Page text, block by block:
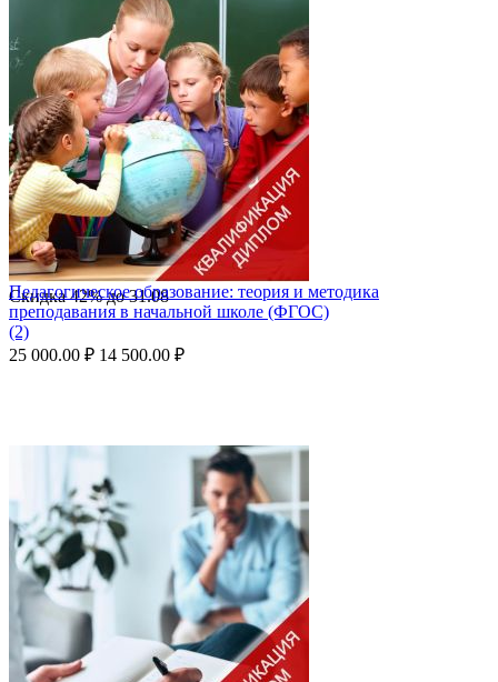
Скидка42%до31.08
Педагогическое образование: теория и методика
преподавания в начальной школе (ФГОС)
(2)
25 000.00 ₽ 14 500.00 ₽